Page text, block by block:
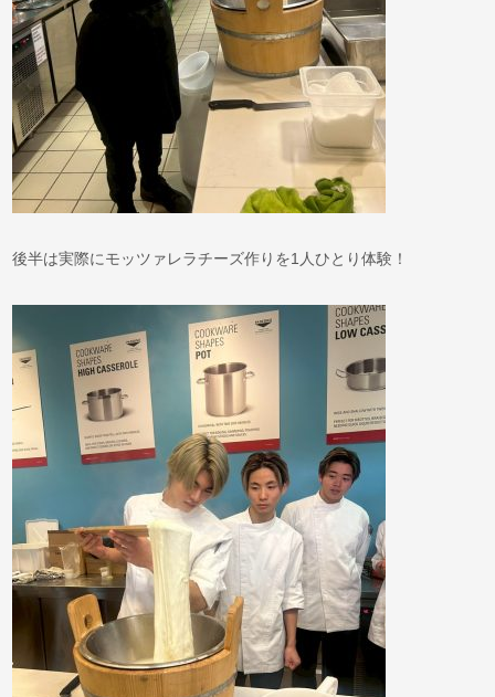
後半は実際にモッツァレラチーズ作りを1人ひとり体験！